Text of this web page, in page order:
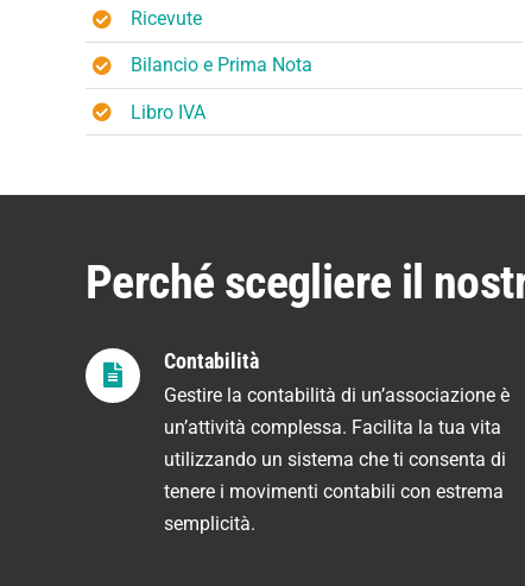
Ricevute
Bilancio e Prima Nota
Libro IVA
Perché scegliere il
Contabilità
Gestire la contabilità di un’associazione è
un’attività complessa. Facilita la tua vita
utilizzando un sistema che ti consenta di
tenere i movimenti contabili con estrema
semplicità.